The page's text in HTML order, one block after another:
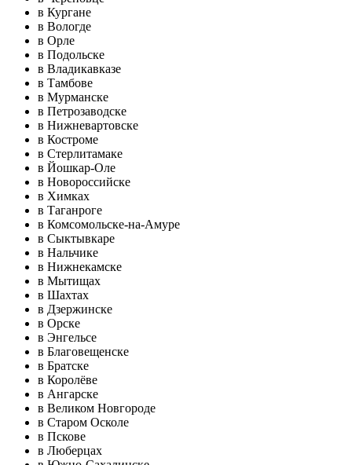
в Кургане
в Вологде
в Орле
в Подольске
в Владикавказе
в Тамбове
в Мурманске
в Петрозаводске
в Нижневартовске
в Костроме
в Стерлитамаке
в Йошкар-Оле
в Новороссийске
в Химках
в Таганроге
в Комсомольске-на-Амуре
в Сыктывкаре
в Нальчике
в Нижнекамске
в Мытищах
в Шахтах
в Дзержинске
в Орске
в Энгельсе
в Благовещенске
в Братске
в Королёве
в Ангарске
в Великом Новгороде
в Старом Осколе
в Пскове
в Люберцах